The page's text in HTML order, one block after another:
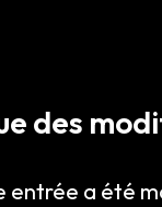
des
entrée a été